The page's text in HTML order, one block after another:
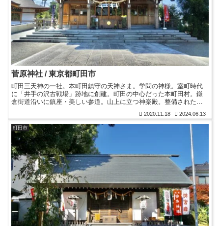
菅原神社 / 東京都町田市
町田三天神の一社。本町田鎮守の天神さま。学問の神様。室町時代
に「井手の沢古戦場」跡地に創建。町田の中心だった本町田村。鎌
倉街道沿いに鎮座・美しい参道。山上に立つ神楽殿。整備された石
2020.11.18 2024.06.13
町田市